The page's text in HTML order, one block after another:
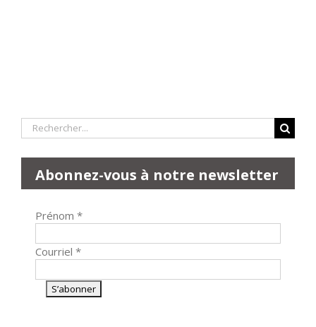
Rechercher:
Abonnez-vous à notre newsletter
Prénom *
Courriel *